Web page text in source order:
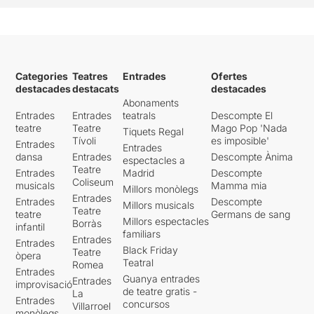
Categories
destacades
Entrades
teatre
Entrades
dansa
Entrades
musicals
Entrades
teatre
infantil
Entrades
òpera
Entrades
improvisació
Entrades
Teatres
destacats
Entrades
Teatre
Tívoli
Entrades
Teatre
Coliseum
Entrades
Teatre
Borràs
Entrades
Teatre
Romea
Entrades
La
Villarroel
Entrades
Abonaments
teatrals
Tiquets Regal
Entrades
espectacles a
Madrid
Millors monòlegs
Millors musicals
Millors espectacles
familiars
Black Friday
Teatral
Guanya entrades
de teatre gratis -
concursos
Ofertes
destacades
Descompte El
Mago Pop 'Nada
es imposible'
Descompte Ànima
Descompte
Mamma mia
Descompte
Germans de sang